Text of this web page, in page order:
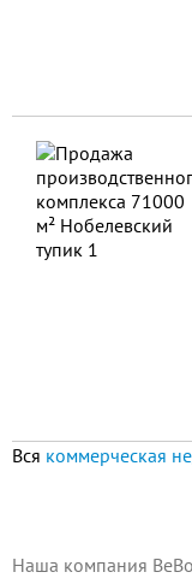
Вся коммерческая
Наша компания